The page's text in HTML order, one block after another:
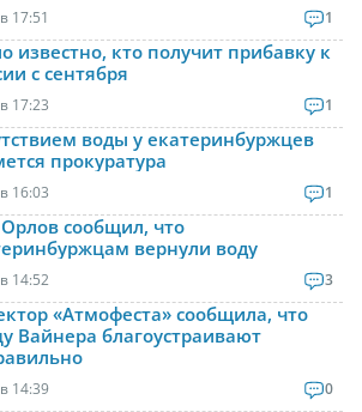
17:51 1
известно, кто получит прибавку к
с сентября
17:23 1
воды у екатеринбуржцев
прокуратура
16:03 1
сообщил, что
вернули воду
14:52 3
«Атмофеста» сообщила, что
Вайнера благоустраивают
14:39 0